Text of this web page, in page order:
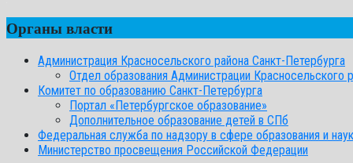
Органы власти
Администрация Красносельского района Санкт-Петербурга
Отдел образования Администрации Красносельского
Комитет по образованию Санкт-Петербурга
Портал «Петербургское образование»
Дополнительное образование детей в СПб
Федеральная служба по надзору в сфере образования и
Министерство просвещения Российской Федерации